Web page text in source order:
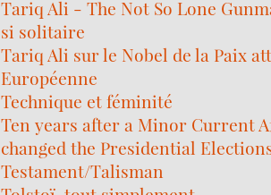
Tariq Ali - The Not So Lone
si solitaire
Tariq Ali sur le Nobel de la Paix
Européenne
Technique et féminité
Ten years after a Minor Current
changed the Presidential
Testament/Talisman